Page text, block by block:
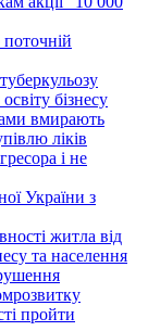
бізнесу
вмирають
ліків
і не
України з
житла від
та населення
пройти